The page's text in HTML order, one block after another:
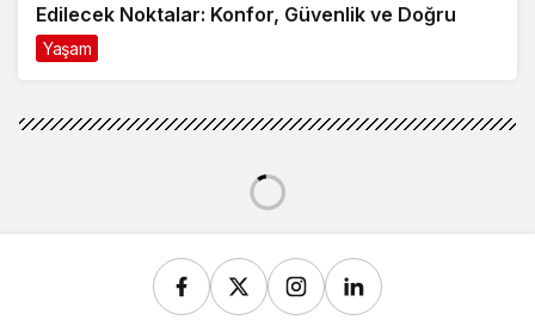
Edilecek Noktalar: Konfor, Güvenlik ve Doğru
Model Tercihi
Yaşam